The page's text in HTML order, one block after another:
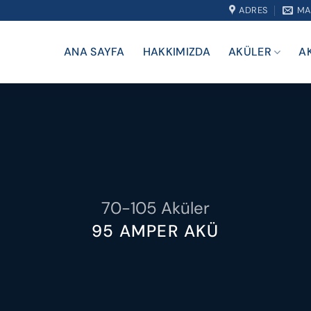
ADRES
ANA SAYFA HAKKIMIZDA AKÜLER
70-105 Aküler
95 AMPER AKÜ